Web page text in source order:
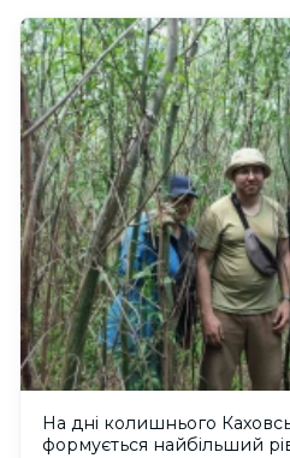
На дні колишнього
формується найбільший